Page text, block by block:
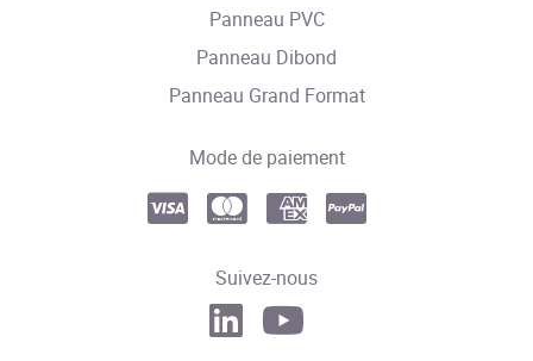
Panneau PVC
Panneau Dibond
Panneau Grand Format
Mode de paiement
Suivez-nous